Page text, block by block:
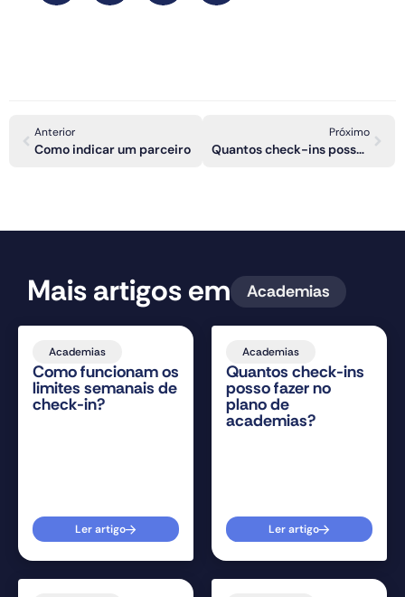
Anterior
Como indicar um parceiro
Próximo
Quantos check-ins posso fazer no plano de academias?
Mais artigos em Academias
Academias
Como funcionam os
limites semanais de
check-in?
Ler artigo
Academias
Quantos check-ins
posso fazer no
plano de
academias?
Ler artigo